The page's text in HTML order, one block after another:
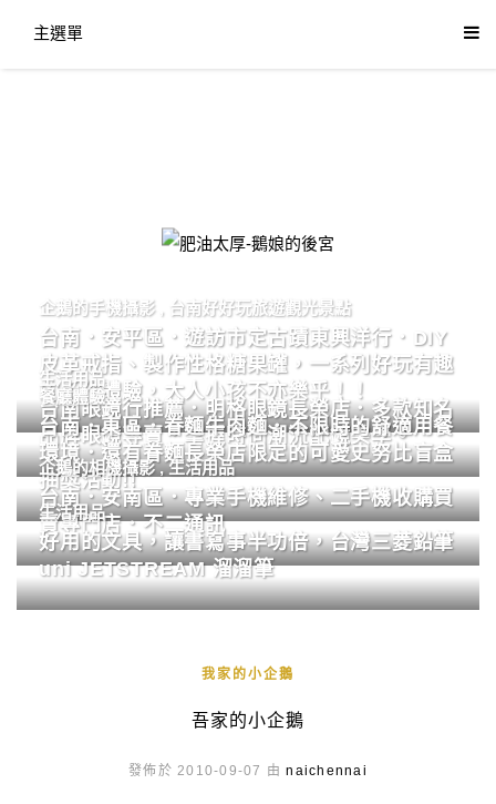
主選單
肥油太厚-鵝娘的後宮
企鵝的手機攝影 台南好好玩旅遊觀光景點
台南．安平區．遊訪市定古蹟東興洋行．DIY
皮革戒指、製作性格糖果罐，一系列好玩有趣
的手作體驗，大人小孩不亦樂乎！！
生活用品
台南眼鏡行推薦．明格眼鏡長榮店．多款知名
品牌眼鏡專賣．掌握時尚潮流配鏡美學。
餐廳體驗
台南．東區．眷麵牛肉麵．不限時的舒適用餐
環境．還有眷麵長榮店限定的可愛史努比盲盒
抽獎活動!!
企鵝的相機攝影,生活用品
台南．安南區．專業手機維修、二手機收購買
賣專門店．不二通訊
生活用品
好用的文具，讓書寫事半功倍，台灣三菱鉛筆
uni JETSTREAM 溜溜筆
我家的小企鵝
吾家的小企鵝
發佈於 2010-09-07 由naichennai